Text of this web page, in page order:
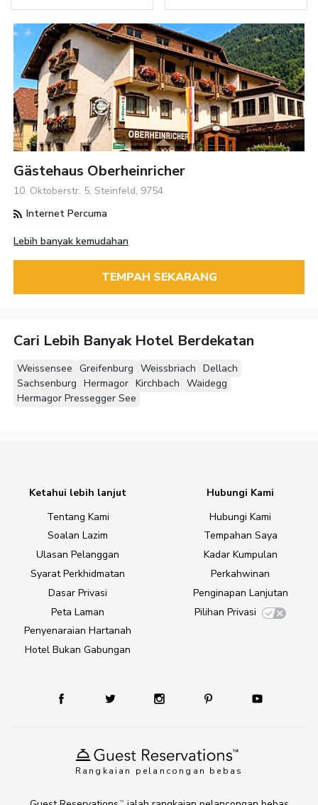
Gästehaus Oberheinricher
10. Oktoberstr. 5, Steinfeld, 9754
Internet Percuma
Lebih banyak kemudahan
TEMPAH SEKARANG
Cari Lebih Banyak Hotel Berdekatan
Weissensee Greifenburg Weissbriach Dellach
Sachsenburg Hermagor Kirchbach Waidegg
Hermagor Pressegger See
Rangkaian pelancongan bebas
Ketahui lebih lanjut
Tentang Kami
Soalan Lazim
Ulasan Pelanggan
Syarat Perkhidmatan
Dasar Privasi
Peta Laman
Penyenaraian Hartanah
Hotel Bukan Gabungan
Hubungi Kami
Hubungi Kami
Tempahan Saya
Kadar Kumpulan
Perkahwinan
Penginapan Lanjutan
Pilihan Privasi
TM